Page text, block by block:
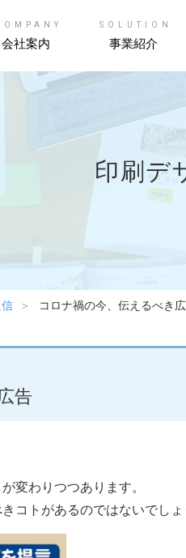
会社案内
SOLUTION
事業紹介
印刷デ
コロナ禍の今、伝えるべき
告
変わりつつあります。
コトがあるのではないでしょ